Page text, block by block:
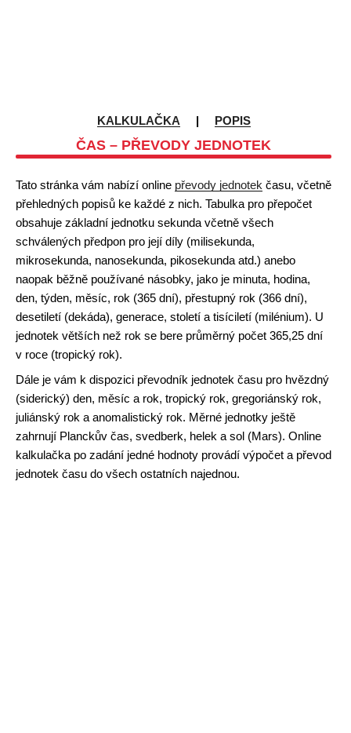
KALKULAČKA | POPIS
ČAS – PŘEVODY JEDNOTEK
Tato stránka vám nabízí online převody jednotek času, včetně
přehledných popisů ke každé z nich. Tabulka pro přepočet
obsahuje základní jednotku sekunda včetně všech
schválených předpon pro její díly (milisekunda,
mikrosekunda, nanosekunda, pikosekunda atd.) anebo
naopak běžně používané násobky, jako je minuta, hodina,
den, týden, měsíc, rok (365 dní), přestupný rok (366 dní),
desetiletí (dekáda), generace, století a tisíciletí (milénium). U
jednotek větších než rok se bere průměrný počet 365,25 dní
v roce (tropický rok).
Dále je vám k dispozici převodník jednotek času pro hvězdný
(siderický) den, měsíc a rok, tropický rok, gregoriánský rok,
juliánský rok a anomalistický rok. Měrné jednotky ještě
zahrnují Planckův čas, svedberk, helek a sol (Mars). Online
kalkulačka po zadání jedné hodnoty provádí výpočet a převod
jednotek času do všech ostatních najednou.